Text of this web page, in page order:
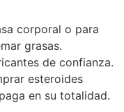
corporal o para
grasas.
de confianza.
esteroides
en su totalidad.